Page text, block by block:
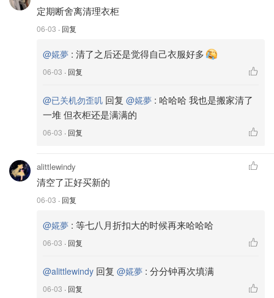
定期断舍离清理衣柜
06-03 · 回复
@婲夢 : 清了之后还是觉得自己衣服好多
06-03 · 回复
@已关机勿歪叽 回复 @婲夢 : 哈哈哈 我也是搬家清了
一堆 但衣柜还是满满的
06-03 · 回复
alittlewindy
清空了正好买新的
06-03 · 回复
@婲夢 : 等七八月折扣大的时候再来哈哈哈
06-03 · 回复
@alittlewindy 回复 @婲夢 : 分分钟再次填满
06-03 · 回复